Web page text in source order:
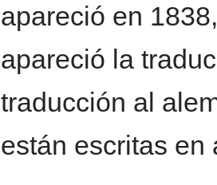
apareció en
apareció la
traducción al
están escritas en